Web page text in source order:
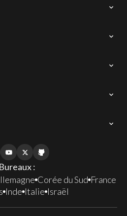
Bureaux :
Corée du Sud France
Inde Italie Israël